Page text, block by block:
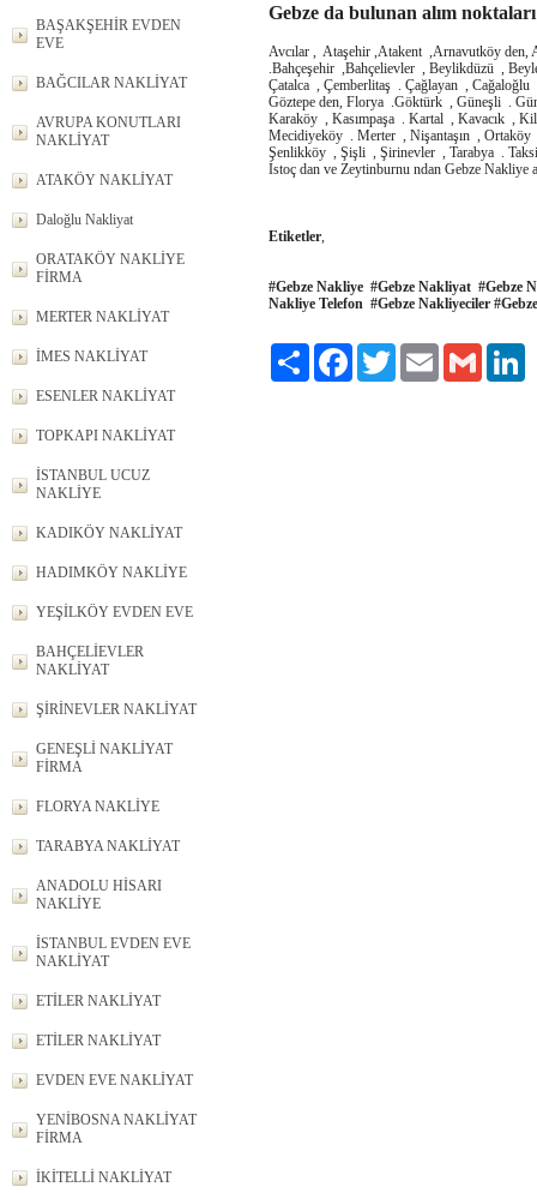
BAŞAKŞEHİR EVDEN
EVE
BAĞCILAR NAKLİYAT
AVRUPA KONUTLARI
NAKLİYAT
ATAKÖY NAKLİYAT
Daloğlu Nakliyat
ORATAKÖY NAKLİYE
FİRMA
MERTER NAKLİYAT
İMES NAKLİYAT
ESENLER NAKLİYAT
TOPKAPI NAKLİYAT
İSTANBUL UCUZ
NAKLİYE
KADIKÖY NAKLİYAT
HADIMKÖY NAKLİYE
YEŞİLKÖY EVDEN EVE
BAHÇELİEVLER
NAKLİYAT
ŞİRİNEVLER NAKLİYAT
GENEŞLİ NAKLİYAT
FİRMA
FLORYA NAKLİYE
TARABYA NAKLİYAT
ANADOLU HİSARI
NAKLİYE
İSTANBUL EVDEN EVE
NAKLİYAT
ETİLER NAKLİYAT
ETİLER NAKLİYAT
EVDEN EVE NAKLİYAT
YENİBOSNA NAKLİYAT
FİRMA
İKİTELLİ NAKLİYAT
Gebze da bulunan alım noktaları
Avcılar , Ataşehir ,Atakent ,Arnavutköy den,
.Bahçeşehir ,Bahçelievler , Beylikdüzü ,
Çatalca , Çemberlitaş . Çağlayan ,
Göztepe den, Florya .Göktürk , Güneşli .
Karaköy , Kasımpaşa . Kartal , Kavacık ,
Mecidiyeköy . Merter , Nişantaşın , Ortaköy
Şenlikköy , Şişli , Şirinevler , Tarabya .
İstoç dan ve Zeytinburnu ndan Gebze Nakliye
Etiketler,
#Gebze Nakliye #Gebze Nakliyat #Gebze
Nakliye Telefon #Gebze Nakliyeciler
Paylaş FacebookTwitter Email Gmail